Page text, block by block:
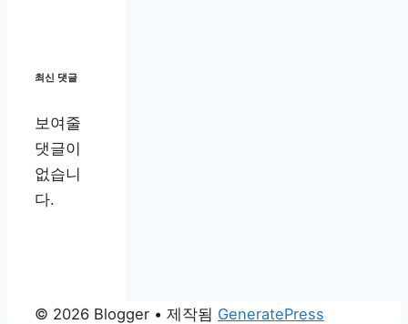
최신 댓글
보여줄
댓글이
없습니
다.
© 2026 Blogger • 제작됨 GeneratePress